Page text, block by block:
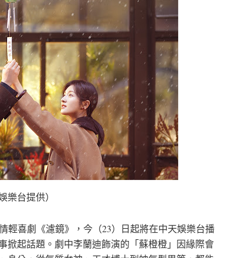
樂台提供）
輕喜劇《濾鏡》，今（23）日起將在中天娛樂台播
掀起話題。劇中李蘭迪飾演的「蘇橙橙」因緣際會